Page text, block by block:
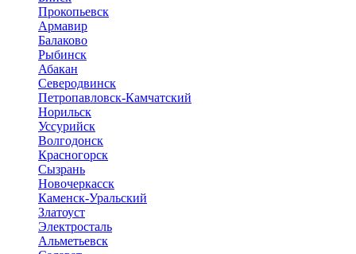
Прокопьевск
Армавир
Балаково
Рыбинск
Абакан
Северодвинск
Петропавловск-Камчатский
Норильск
Уссурийск
Волгодонск
Красногорск
Сызрань
Новочеркасск
Каменск-Уральский
Златоуст
Электросталь
Альметьевск